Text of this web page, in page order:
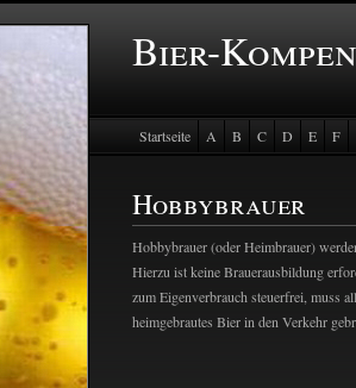
Bier-
Startseite A B C D E
F
Hobbybrauer
Hobbybrauer (oder Heimbrauer)
Hierzu ist keine Brauerausbildung
zum Eigenverbrauch steuerfrei, muss
heimgebrautes Bier in den Verkehr